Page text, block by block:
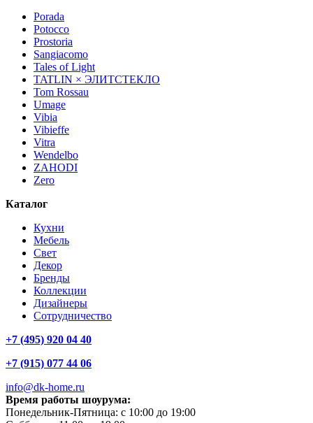
Porada
Potocco
Prostoria
Sangiacomo
Tales of Light
TATLIN × ЭЛИТСТЕКЛО
Tom Rossau
Umage
Vibia
Vibieffe
Vitra
Wendelbo
ZAHODI
Zero
Каталог
Кухни
Мебель
Свет
Декор
Бренды
Коллекции
Дизайнеры
Сотрудничество
+7 (495) 920 04 40
+7 (915) 077 44 06
info@dk-home.ru
Время работы шоурума:
Понедельник-Пятница: c 10:00 до 19:00